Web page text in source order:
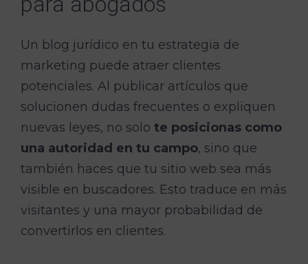
Un blog jurídico en tu estrategia de
marketing puede atraer clientes
potenciales. Al publicar artículos que
solucionen dudas frecuentes o expliquen
nuevas leyes, no solo te posicionas como
una autoridad en tu campo, sino que
también haces que tu sitio web sea más
visible en buscadores. Esto traduce en más
visitantes y una mayor probabilidad de
convertirlos en clientes.